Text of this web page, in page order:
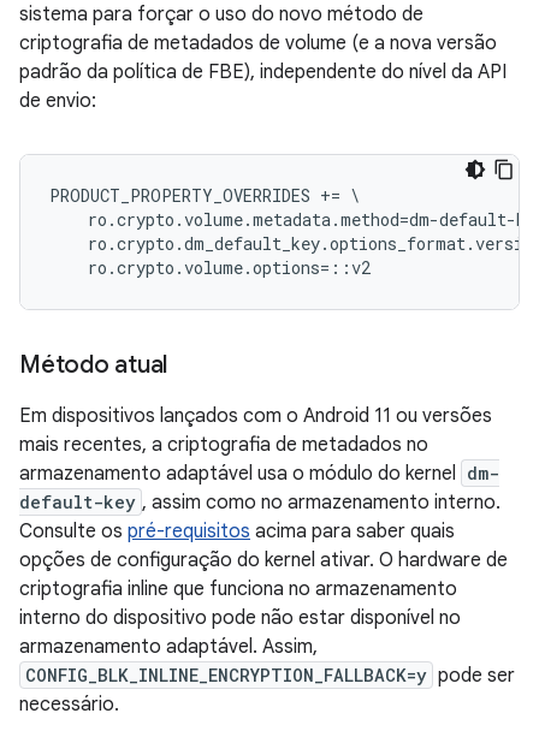
sistema para forçar o uso do novo método de
criptografia de metadados de volume (e a nova versão
padrão da política de FBE), independente do nível da API
de envio:
PRODUCT_PROPERTY_OVERRIDES += \
ro.crypto.volume.metadata.method=dm-default-
Método atual
Em dispositivos lançados com o Android 11 ou versões
mais recentes, a criptografia de metadados no
armazenamento adaptável usa o módulo do kernel dm-
default-key , assim como no armazenamento interno.
Consulte os pré-requisitos acima para saber quais
opções de configuração do kernel ativar. O hardware de
criptografia inline que funciona no armazenamento
interno do dispositivo pode não estar disponível no
armazenamento adaptável. Assim,
CONFIG_BLK_INLINE_ENCRYPTION_FALLBACK=y pode ser
necessário.